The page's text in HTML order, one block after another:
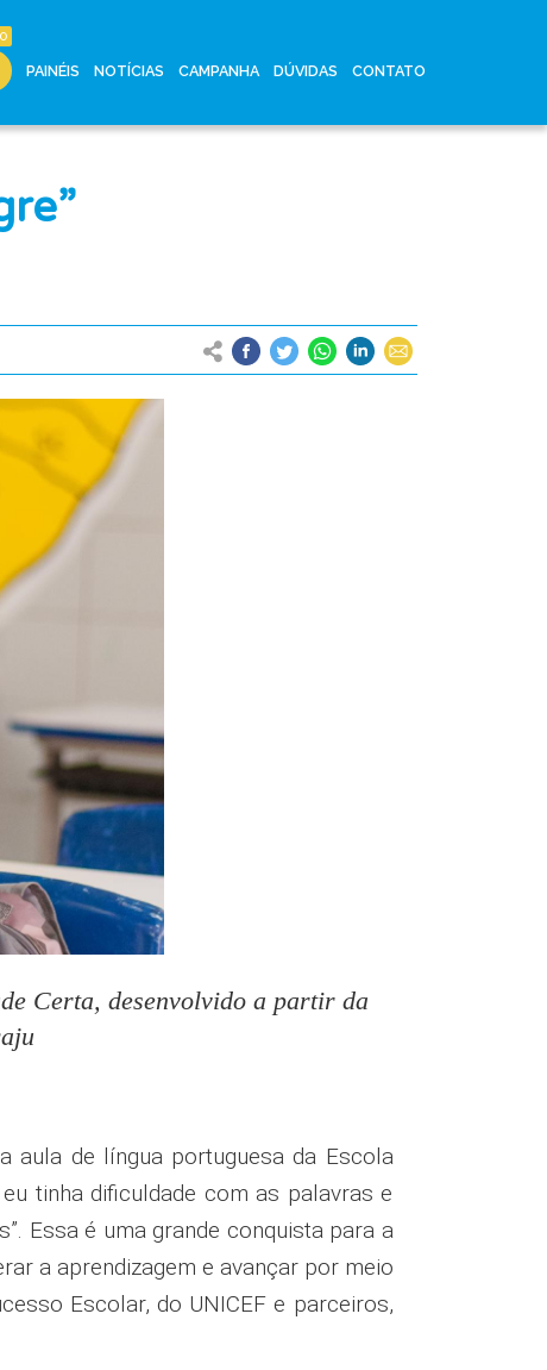
PAINÉIS NOTÍCIAS CAMPANHA DÚVIDAS CONTATO
Certa, desenvolvido a partir da
aula de língua portuguesa da Escola
tinha dificuldade com as palavras e
Essa é uma grande conquista para a
a aprendizagem e avançar por meio
Escolar, do UNICEF e parceiros,